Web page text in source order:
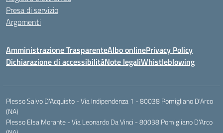
Presa di servizio
Argomenti
Amministrazione TrasparenteAlbo onlinePrivacy Policy
Dichiarazione di accessibilitàNote legaliWhistleblowing
Plesso Salvo D'Acquisto - Via Indipendenza 1 - 80038 Pomigliano D'Arco
(NA)
Plesso Elsa Morante - Via Leonardo Da Vinci - 80038 Pomigliano D'Arco